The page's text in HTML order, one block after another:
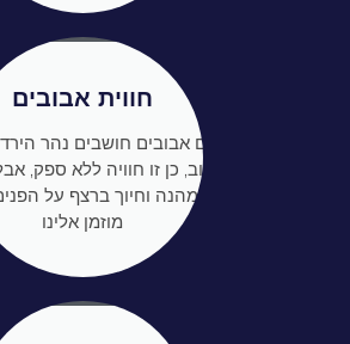
חווית אבובים
כשאומרים אבובים חושבים נהר הירדן
על אבוב, כן זו חוויה ללא ספק,
אטרקציה מהנה וחיוך ברצף על
מוזמן אלינו